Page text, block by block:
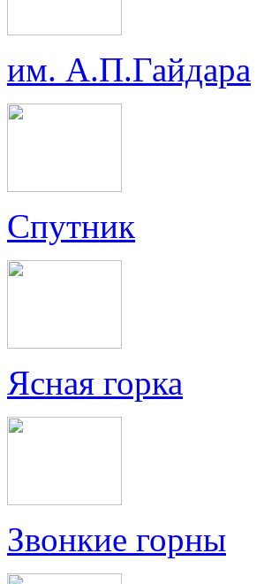
им. А.П.Гайдара
Спутник
Ясная горка
Звонкие горны